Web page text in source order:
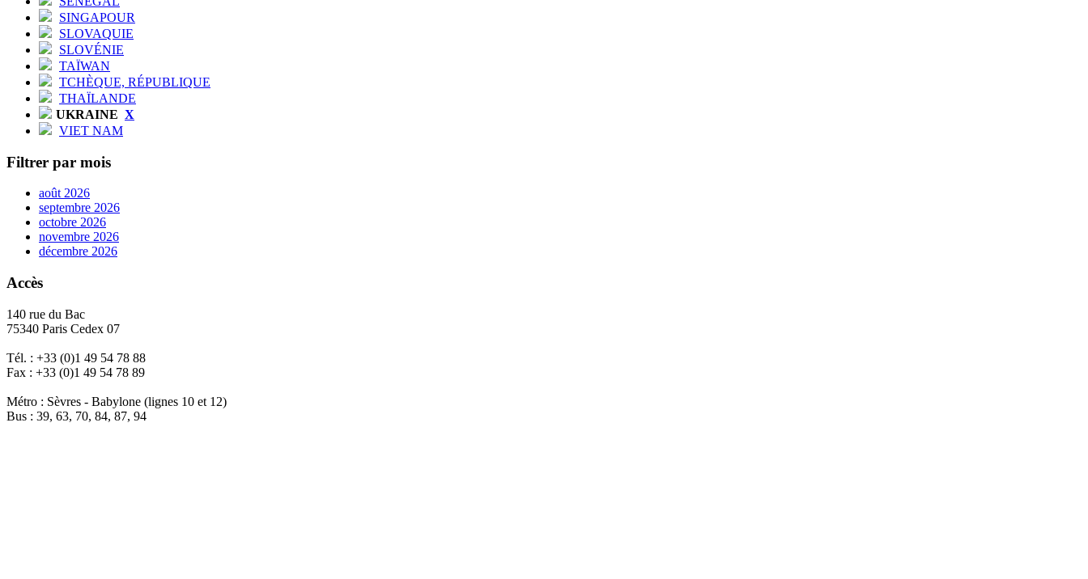
SINGAPOUR
SLOVAQUIE
SLOVÉNIE
TAÏWAN
TCHÈQUE, RÉPUBLIQUE
THAÏLANDE
UKRAINE X
VIET NAM
Filtrer par mois
août 2026
septembre 2026
octobre 2026
novembre 2026
décembre 2026
Accès
140 rue du Bac
75340 Paris Cedex 07
Tél. : +33 (0)1 49 54 78 88
Fax : +33 (0)1 49 54 78 89
Métro : Sèvres - Babylone (lignes 10 et 12)
Bus : 39, 63, 70, 84, 87, 94